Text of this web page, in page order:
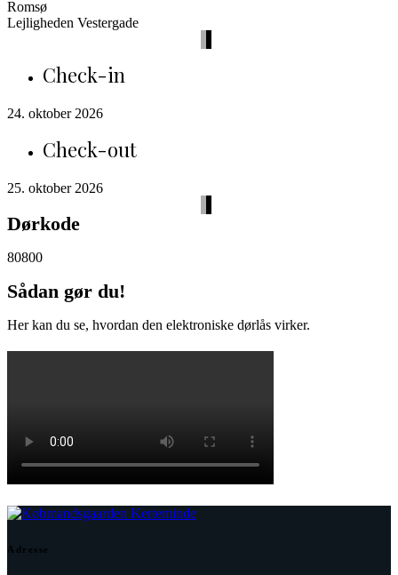
Romsø
Lejligheden Vestergade
Check-in
24. oktober 2026
Check-out
25. oktober 2026
Dørkode
80800
Sådan gør du!
Her kan du se, hvordan den elektroniske dørlås virker.
Adresse